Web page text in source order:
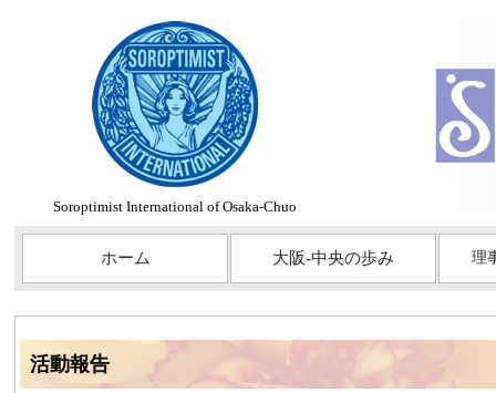
Soroptimist International of Osaka-Chuo
ホーム 大阪-中央の歩み 理
活動報告